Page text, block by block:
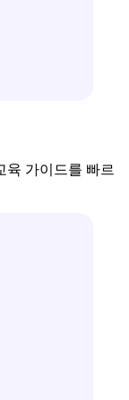
육 가이드를 빠르